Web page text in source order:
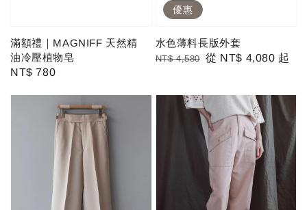
滿額禮｜MAGNIFF 天然精
油冷壓植物皂
Regular
NT$ 780
優惠
水色薄料長版外套
Regular
NT$ 4,580 Sale
從 NT$ 4,080 起